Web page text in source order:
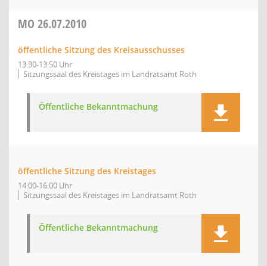
MO 26.07.2010
öffentliche Sitzung des Kreisausschusses
13:30-13:50 Uhr
Sitzungssaal des Kreistages im Landratsamt Roth
Öffentliche Bekanntmachung
öffentliche Sitzung des Kreistages
14:00-16:00 Uhr
Sitzungssaal des Kreistages im Landratsamt Roth
Öffentliche Bekanntmachung